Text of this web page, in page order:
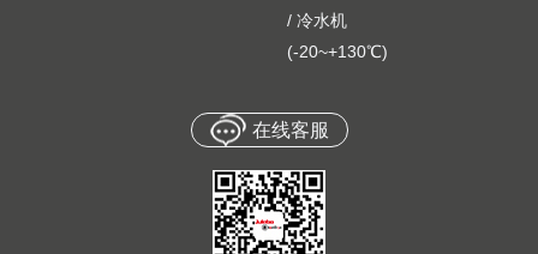
/ 冷水机
(-20~+130℃)
在线客服